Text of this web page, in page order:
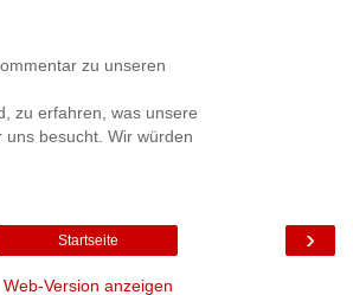
zu unseren
zu erfahren, was unsere
besucht. Wir würden
›
Startseite
Web-Version anzeigen